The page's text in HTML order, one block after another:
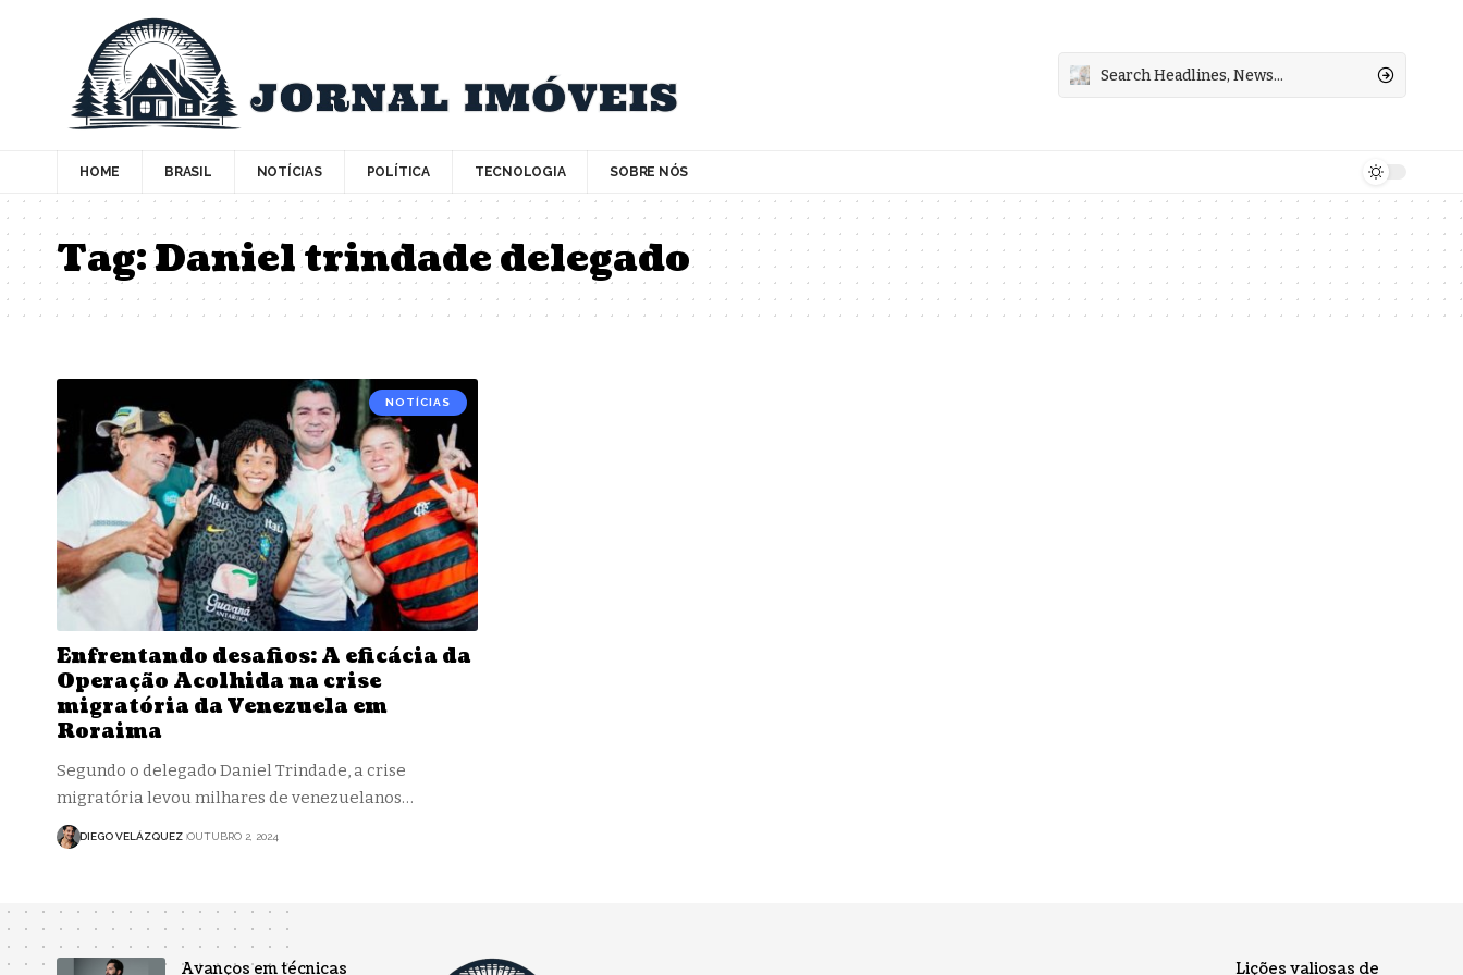
HOME BRASIL NOTÍCIAS POLÍTICA TECNOLOGIA SOBRE NÓS
Tag:Daniel trindade delegado
NOTÍCIAS
Enfrentando desafios: A eficácia da
Operação Acolhida na crise
migratória da Venezuela em
Roraima
Segundo o delegado Daniel Trindade, a crise
migratória levou milhares de venezuelanos…
DIEGO VELÁZQUEZ OUTUBRO 2, 2024
Avanços em técnicas Lições valiosas de